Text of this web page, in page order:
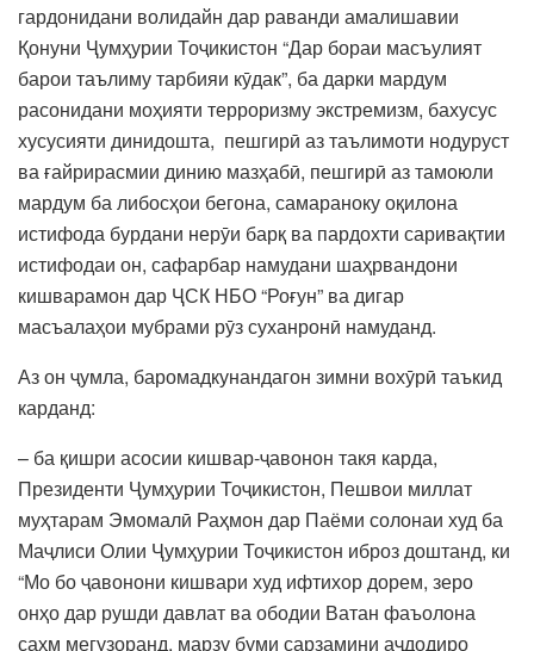
гардонидани волидайн дар раванди амалишавии
Қонуни Ҷумҳурии Тоҷикистон “Дар бораи масъулият
барои таълиму тарбияи кӯдак”, ба дарки мардум
расонидани моҳияти терроризму экстремизм, бахусус
хусусияти динидошта, пешгирӣ аз таълимоти нодуруст
ва ғайрирасмии динию мазҳабӣ, пешгирӣ аз тамоюли
мардум ба либосҳои бегона, самараноку оқилона
истифода бурдани нерӯи барқ ва пардохти саривақтии
истифодаи он, сафарбар намудани шаҳрвандони
кишварамон дар ҶСК НБО “Роғун” ва дигар
масъалаҳои мубрами рӯз суханронӣ намуданд.
Аз он ҷумла, баромадкунандагон зимни вохӯрӣ таъкид
карданд:
– ба қишри асосии кишвар-ҷавонон такя карда,
Президенти Ҷумҳурии Тоҷикистон, Пешвои миллат
муҳтарам Эмомалӣ Раҳмон дар Паёми солонаи худ ба
Маҷлиси Олии Ҷумҳурии Тоҷикистон иброз доштанд, ки
“Мо бо ҷавонони кишвари худ ифтихор дорем, зеро
онҳо дар рушди давлат ва ободии Ватан фаъолона
саҳм мегузоранд, марзу буми сарзамини аҷдодиро